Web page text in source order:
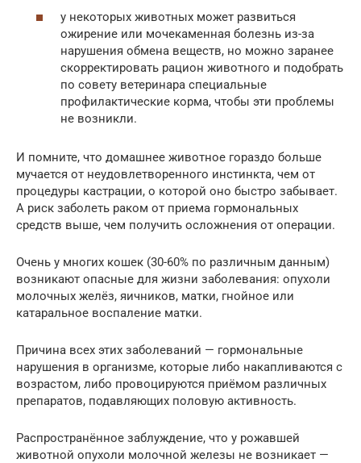
у некоторых животных может развиться
ожирение или мочекаменная болезнь из-за
нарушения обмена веществ, но можно заранее
скорректировать рацион животного и подобрать
по совету ветеринара специальные
профилактические корма, чтобы эти проблемы
не возникли.
И помните, что домашнее животное гораздо больше
мучается от неудовлетворенного инстинкта, чем от
процедуры кастрации, о которой оно быстро забывает.
А риск заболеть раком от приема гормональных
средств выше, чем получить осложнения от операции.
Очень у многих кошек (30-60% по различным данным)
возникают опасные для жизни заболевания: опухоли
молочных желёз, яичников, матки, гнойное или
катаральное воспаление матки.
Причина всех этих заболеваний — гормональные
нарушения в организме, которые либо накапливаются с
возрастом, либо провоцируются приёмом различных
препаратов, подавляющих половую активность.
Распространённое заблуждение, что у рожавшей
животной опухоли молочной железы не возникает —